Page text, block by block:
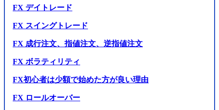
FX デイトレード
FX スイングトレード
FX 成行注文、指値注文、逆指値注文
FX ボラティリティ
FX初心者は少額で始めた方が良い理由
FX ロールオーバー